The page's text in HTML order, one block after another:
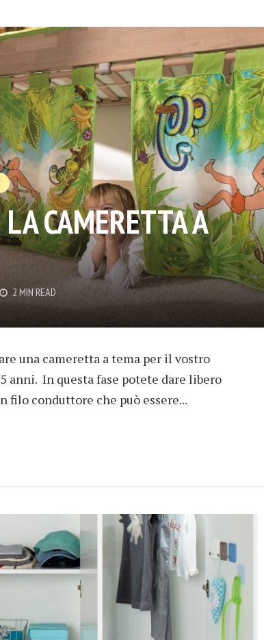
CAMERETTA A
2 MIN READ
una cameretta a tema per il vostro
anni. In questa fase potete dare libero
filo conduttore che può essere...